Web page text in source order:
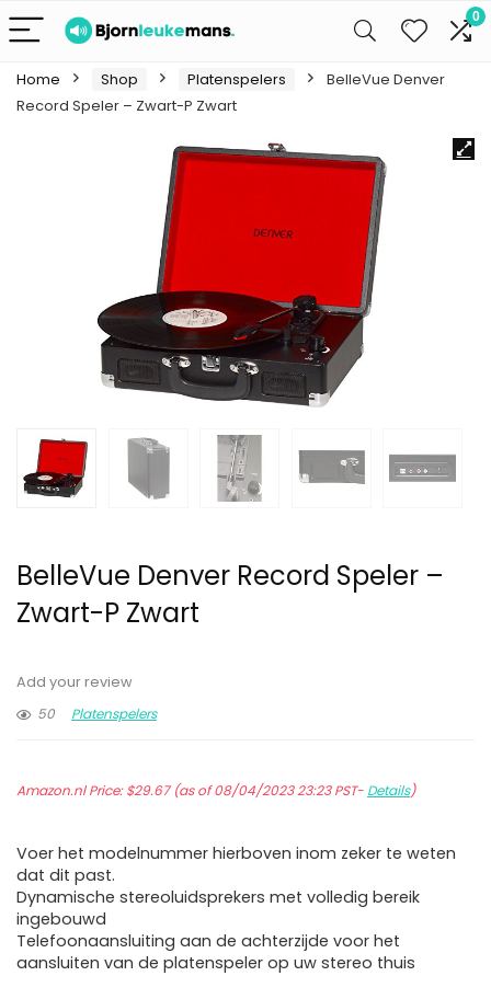
0
Home Shop Platenspelers
BelleVue Denver
Record Speler – Zwart-P Zwart
BelleVue Denver Record Speler –
Zwart-P Zwart
Add your review
50
Platenspelers
Amazon.nl Price:$29.67(as of 08/04/2023 23:23 PST- Details)
Voer het modelnummer hierboven inom zeker te weten
dat dit past.
Dynamische stereoluidsprekers met volledig bereik
ingebouwd
Telefoonaansluiting aan de achterzijde voor het
aansluiten van de platenspeler op uw stereo thuis